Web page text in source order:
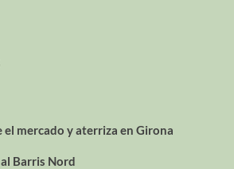
el mercado y aterriza en Girona
Barris Nord